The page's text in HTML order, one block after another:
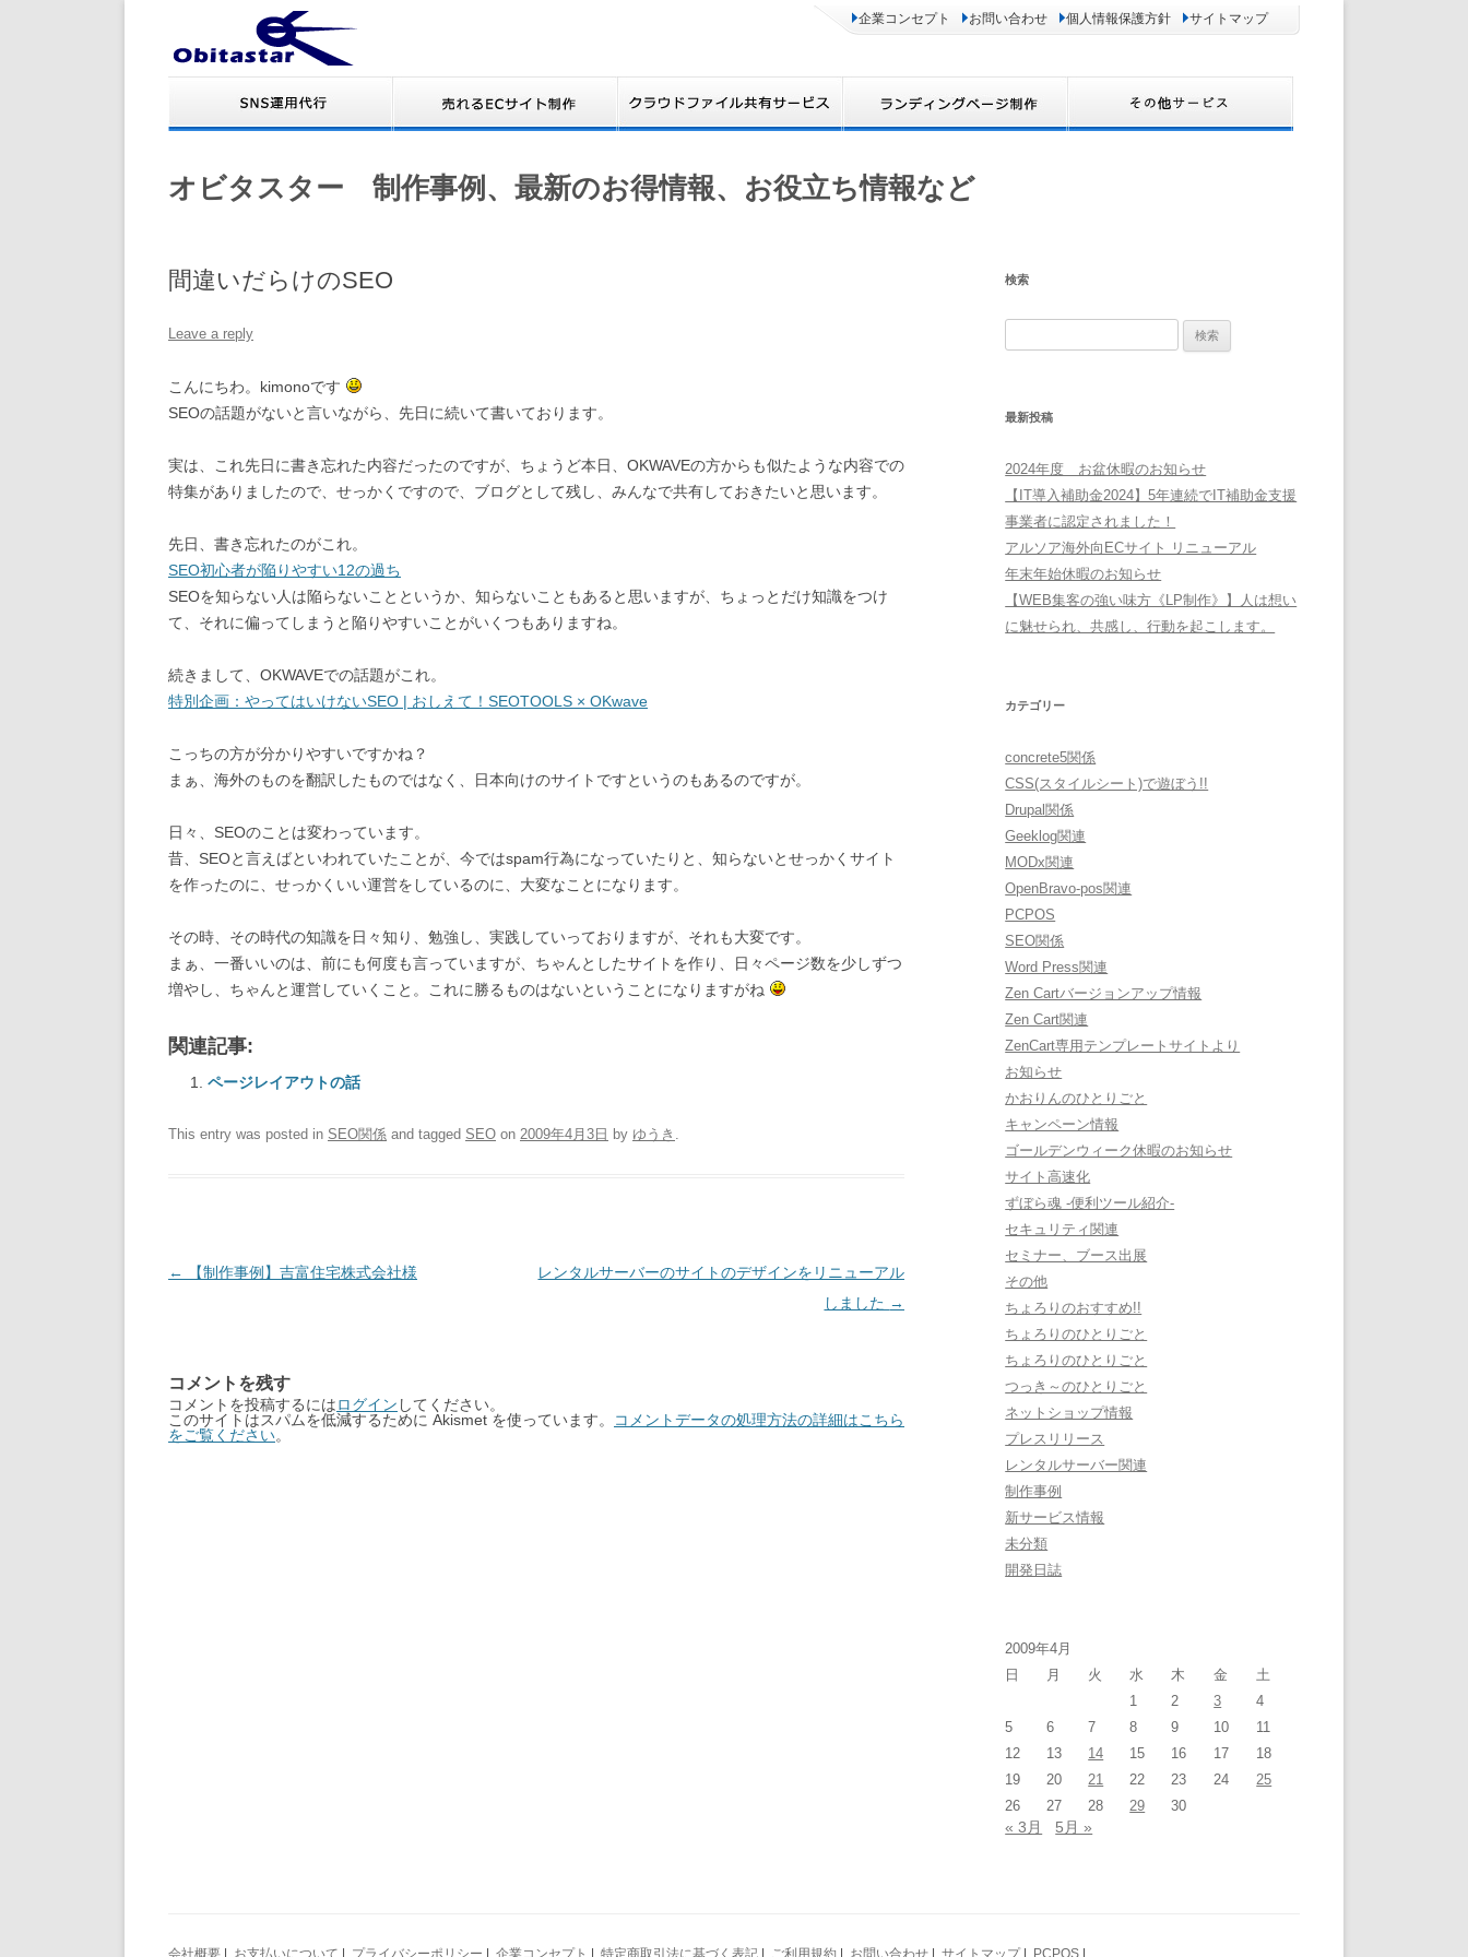
企業コンセプト お問い合わせ 個人情報保護方針 サイトマップ
オビタスター 制作事例、最新のお得情報、お役立ち情報など
間違いだらけのSEO
Leave a reply
こんにちわ。kimonoです
SEOの話題がないと言いながら、先日に続いて書いております。
実は、これ先日に書き忘れた内容だったのですが、ちょうど本日、OKWAVEの方からも似たような内容での
特集がありましたので、せっかくですので、ブログとして残し、みんなで共有しておきたいと思います。
先日、書き忘れたのがこれ。
SEO初心者が陥りやすい12の過ち
SEOを知らない人は陥らないことというか、知らないこともあると思いますが、ちょっとだけ知識をつけ
て、それに偏ってしまうと陥りやすいことがいくつもありますね。
続きまして、OKWAVEでの話題がこれ。
特別企画：やってはいけないSEO | おしえて！SEOTOOLS × OKwave
こっちの方が分かりやすいですかね？
まぁ、海外のものを翻訳したものではなく、日本向けのサイトですというのもあるのですが。
日々、SEOのことは変わっています。
昔、SEOと言えばといわれていたことが、今ではspam行為になっていたりと、知らないとせっかくサイト
を作ったのに、せっかくいい運営をしているのに、大変なことになります。
その時、その時代の知識を日々知り、勉強し、実践していっておりますが、それも大変です。
まぁ、一番いいのは、前にも何度も言っていますが、ちゃんとしたサイトを作り、日々ページ数を少しずつ
増やし、ちゃんと運営していくこと。これに勝るものはないということになりますがね
関連記事:
ページレイアウトの話
This entry was posted in SEO関係 and tagged SEO on 2009年4月3日 by ゆうき .
Post
← 【制作事例】吉富住宅株式会社様
レンタルサーバーのサイトのデザインをリニューアル
しました →
コメントを残す
コメントを投稿するにはログイン してください。
このサイトはスパムを低減するために Akismet を使っています。
コメントデータの処理方法の詳細はこちら
をご覧ください。
検索
最新投稿
2024年度 お盆休暇のお知らせ
【IT導入補助金2024】5年連続でIT補助金支援
事業者に認定されました！
アルソア海外向ECサイト リニューアル
年末年始休暇のお知らせ
【WEB集客の強い味方《LP制作》】人は想い
に魅せられ、共感し、行動を起こします。
カテゴリー
concrete5関係
CSS(スタイルシート)で遊ぼう!!
Drupal関係
Geeklog関連
MODx関連
OpenBravo-pos関連
PCPOS
SEO関係
Word Press関連
Zen Cartバージョンアップ情報
Zen Cart関連
ZenCart専用テンプレートサイトより
お知らせ
かおりんのひとりごと
キャンペーン情報
ゴールデンウィーク休暇のお知らせ
サイト高速化
ずぼら魂 -便利ツール紹介-
セキュリティ関連
セミナー、ブース出展
その他
ちょろりのおすすめ!!
ちょろりのひとりごと
ちょろりのひとりごと
つっき～のひとりごと
ネットショップ情報
プレスリリース
レンタルサーバー関連
制作事例
新サービス情報
未分類
開発日誌
2009年4月
日
月 火 水 木 金
土
1
2 3
4
5
6 7 8 9 10
11
12
13 14 15 16 17
18
19
20 21 22 23 24
25
26
27 28 29 30
« 3月 5月 »
会社概要 お支払いについて プライバシーポリシー 企業コンセプト 特定商取引法に基づく表記 ご利用規約 お問い合わせ サイトマップ| PCPOS